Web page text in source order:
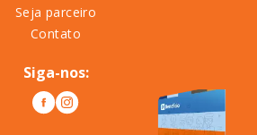
Seja parceiro
Contato
Siga-nos: